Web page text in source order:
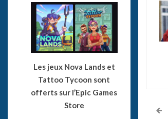
Les jeux Nova Lands et
Tattoo Tycoon sont
offerts sur l’Epic Games
Store